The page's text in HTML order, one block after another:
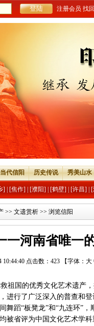
注册会员 找
当代信阳 历史传说 秀美山水
] [焦作] [濮阳] [鹤壁] [许昌]
>> 文遗赏析 >> 浏览信阳
一河南省唯一
10:44:40 点击数： 423 【字体： 大
国的优秀文化艺术遗产
进行了广泛深入的普查和
舞蹈“板凳龙”和“九连环”
被省评为中国文化艺术学